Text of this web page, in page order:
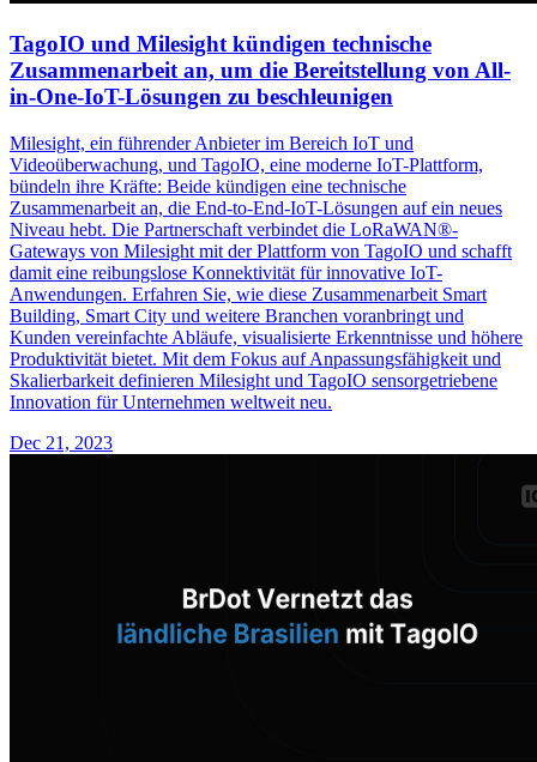
TagoIO und Milesight kündigen technische
Zusammenarbeit an, um die Bereitstellung von All-
in-One-IoT-Lösungen zu beschleunigen
Milesight, ein führender Anbieter im Bereich IoT und
Videoüberwachung, und TagoIO, eine moderne IoT-Plattform,
bündeln ihre Kräfte: Beide kündigen eine technische
Zusammenarbeit an, die End-to-End-IoT-Lösungen auf ein neues
Niveau hebt. Die Partnerschaft verbindet die LoRaWAN®-
Gateways von Milesight mit der Plattform von TagoIO und schafft
damit eine reibungslose Konnektivität für innovative IoT-
Anwendungen. Erfahren Sie, wie diese Zusammenarbeit Smart
Building, Smart City und weitere Branchen voranbringt und
Kunden vereinfachte Abläufe, visualisierte Erkenntnisse und höhere
Produktivität bietet. Mit dem Fokus auf Anpassungsfähigkeit und
Skalierbarkeit definieren Milesight und TagoIO sensorgetriebene
Innovation für Unternehmen weltweit neu.
Dec 21, 2023